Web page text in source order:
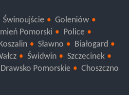
Świnoujście
Goleniów
Pomorski
Police
Sławno
Białogard
Świdwin
Szczecinek